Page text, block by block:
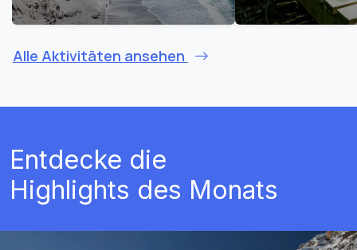
Alle Aktivitäten ansehen
Entdecke die
Highlights des Monats